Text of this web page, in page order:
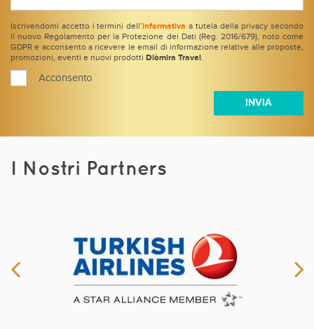
Iscrivendomi accetto i termini dell’ informativa a tutela della privacy secondo
il nuovo Regolamento per la Protezione dei Dati (Reg. 2016/679), noto come
GDPR e acconsento a ricevere le email di informazione relative alle proposte,
promozioni, eventi e nuovi prodotti Diòmira Travel .
Acconsento
I Nostri Partners